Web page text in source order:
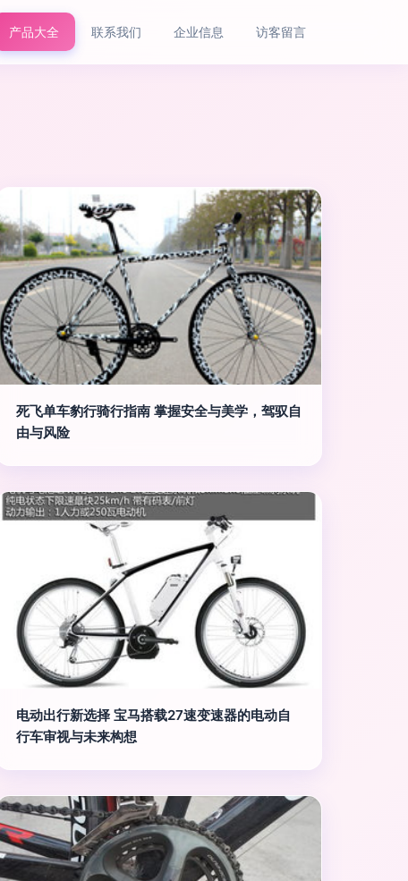
产品大全 联系我们 企业信息 访客留言
死飞单车豹行骑行指南 掌握安全与美学，驾驭自
由与风险
电动出行新选择 宝马搭载27速变速器的电动自
行车审视与未来构想